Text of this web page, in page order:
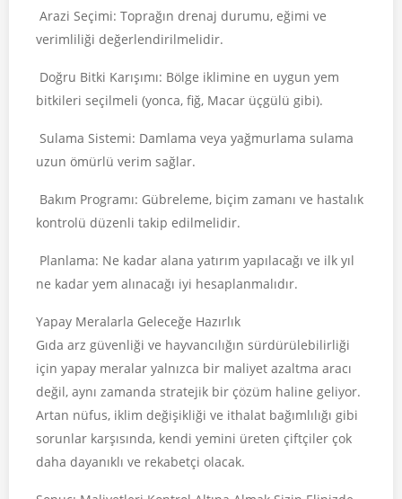
Arazi Seçimi: Toprağın drenaj durumu, eğimi ve
verimliliği değerlendirilmelidir.
Doğru Bitki Karışımı: Bölge iklimine en uygun yem
bitkileri seçilmeli (yonca, fiğ, Macar üçgülü gibi).
Sulama Sistemi: Damlama veya yağmurlama sulama
uzun ömürlü verim sağlar.
Bakım Programı: Gübreleme, biçim zamanı ve hastalık
kontrolü düzenli takip edilmelidir.
Planlama: Ne kadar alana yatırım yapılacağı ve ilk yıl
ne kadar yem alınacağı iyi hesaplanmalıdır.
Yapay Meralarla Geleceğe Hazırlık
Gıda arz güvenliği ve hayvancılığın sürdürülebilirliği
için yapay meralar yalnızca bir maliyet azaltma aracı
değil, aynı zamanda stratejik bir çözüm haline geliyor.
Artan nüfus, iklim değişikliği ve ithalat bağımlılığı gibi
sorunlar karşısında, kendi yemini üreten çiftçiler çok
daha dayanıklı ve rekabetçi olacak.